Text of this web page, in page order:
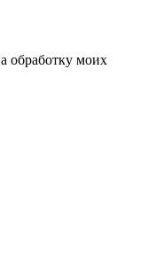
обработку моих